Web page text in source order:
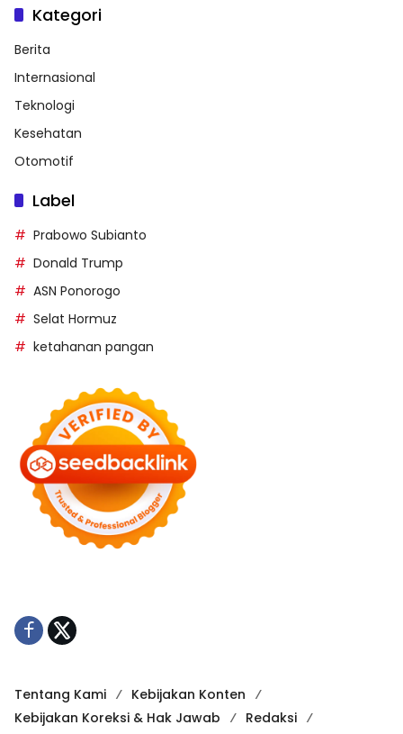
Kategori
Berita
Internasional
Teknologi
Kesehatan
Otomotif
Label
Prabowo Subianto
Donald Trump
ASN Ponorogo
Selat Hormuz
ketahanan pangan
Tentang Kami
Kebijakan Konten
Kebijakan Koreksi & Hak Jawab
Redaksi